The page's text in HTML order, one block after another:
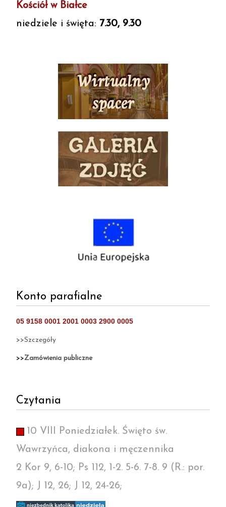
Kościół w Białce
niedziele i święta: 7.30, 9.30
Konto parafialne
05 9158 0001 2001 0003 2900 0005
>>Szczegóły
>>Zamówienia publiczne
Czytania
10 VIII Poniedziałek. Święto św.
Wawrzyńca, diakona i męczennika
2 Kor 9, 6-10; Ps 112, 1-2. 5-6. 7-8. 9 (R.: por.
9a); J 12, 26; J 12, 24-26;